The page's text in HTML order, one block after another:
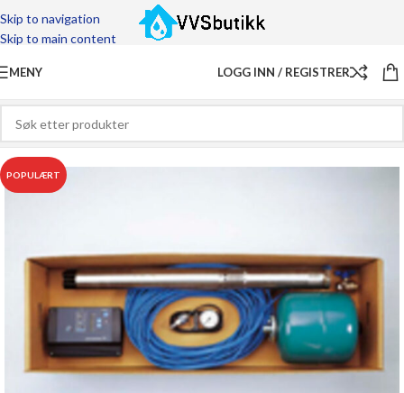
Skip to navigation
Skip to main content
MENY LOGG INN / REGISTRER
POPULÆRT